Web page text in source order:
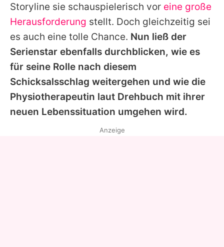
Storyline sie schauspielerisch vor eine große
Herausforderung stellt. Doch gleichzeitig sei
es auch eine tolle Chance. Nun ließ der
Serienstar ebenfalls durchblicken, wie es
für seine Rolle nach diesem
Schicksalsschlag weitergehen und wie die
Physiotherapeutin laut Drehbuch mit ihrer
neuen Lebenssituation umgehen wird.
Anzeige